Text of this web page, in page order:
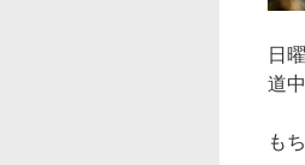
日
道
も